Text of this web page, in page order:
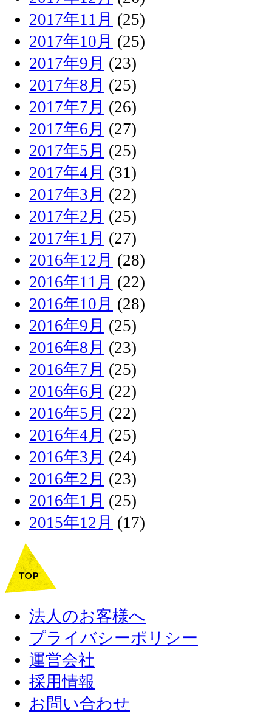
2017年11月 (25)
2017年10月 (25)
2017年9月 (23)
2017年8月 (25)
2017年7月 (26)
2017年6月 (27)
2017年5月 (25)
2017年4月 (31)
2017年3月 (22)
2017年2月 (25)
2017年1月 (27)
2016年12月 (28)
2016年11月 (22)
2016年10月 (28)
2016年9月 (25)
2016年8月 (23)
2016年7月 (25)
2016年6月 (22)
2016年5月 (22)
2016年4月 (25)
2016年3月 (24)
2016年2月 (23)
2016年1月 (25)
2015年12月 (17)
法人のお客様へ
プライバシーポリシー
運営会社
採用情報
お問い合わせ